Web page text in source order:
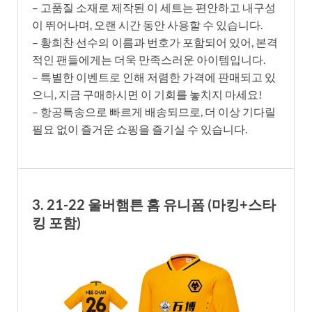
– 고품질 소재로 제작된 이 세트는 편안하고 내구성
이 뛰어나며, 오랜 시간 동안 사용할 수 있습니다.
– 황희찬 선수의 이름과 번호가 포함되어 있어, 본격
적인 팬들에게는 더욱 만족스러운 아이템입니다.
– 특별한 이벤트로 인해 저렴한 가격에 판매되고 있
으니, 지금 구매하시면 이 기회를 놓치지 마세요!
– 항공특송으로 빠르게 배송되므로, 더 이상 기다릴
필요 없이 즐거운 쇼핑을 즐기실 수 있습니다.
3. 21-22 울버햄튼 홈 유니폼 (마킹+스타
킹 포함)